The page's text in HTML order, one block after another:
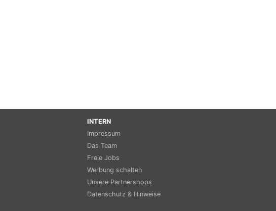
INTERN
Impressum
Das Team
Freie Jobs
Werbung schalten
Unsere Partnershops
Datenschutz & Hinweise